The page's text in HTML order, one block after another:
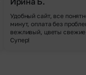
Удобный сайт, все
минут, оплата без
вежливый, цветы
Супер!